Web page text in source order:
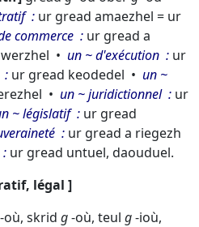
ur gread amaezhel = ur
commerce
ur gread a
un ~ d'exécution
ur
ur gread keodedel
un ~
un ~ juridictionnel
ur
~ législatif
ur gread
ur gread a riegezh
ur gread untuel, daouduel.
légal
-où, skrid g-où, teul g-ioù,